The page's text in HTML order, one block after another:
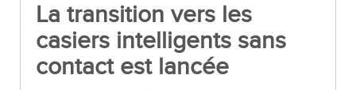
La transition vers les
casiers intelligents sans
contact est lancée